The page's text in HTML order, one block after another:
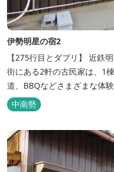
伊勢明星の宿2
【275行目とダブリ】 近鉄
街にある2軒の古民家は、1
道、BBQなどさまざまな体
中南勢